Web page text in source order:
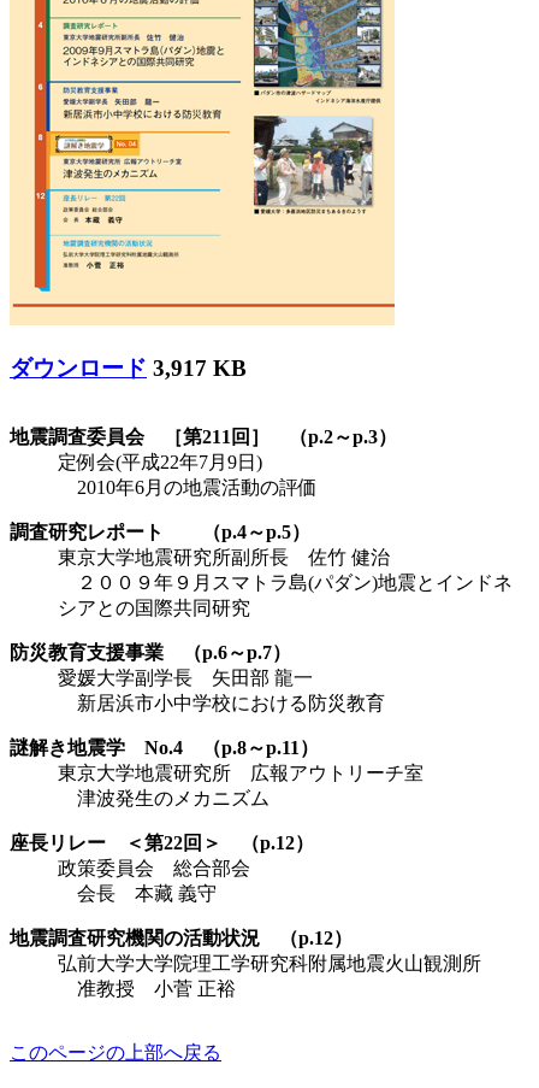
ダウンロード 3,917 KB
地震調査委員会 ［第211回］ （p.2～p.3）
定例会(平成22年7月9日)
2010年6月の地震活動の評価
調査研究レポート （p.4～p.5）
東京大学地震研究所副所長 佐竹 健治
２００９年９月スマトラ島(パダン)地震とインドネ
シアとの国際共同研究
防災教育支援事業 （p.6～p.7）
愛媛大学副学長 矢田部 龍一
新居浜市小中学校における防災教育
謎解き地震学 No.4 （p.8～p.11）
東京大学地震研究所 広報アウトリーチ室
津波発生のメカニズム
座長リレー ＜第22回＞ （p.12）
政策委員会 総合部会
会長 本藏 義守
地震調査研究機関の活動状況 （p.12）
弘前大学大学院理工学研究科附属地震火山観測所
准教授 小菅 正裕
このページの上部へ戻る